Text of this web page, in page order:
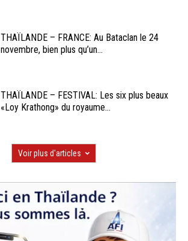
THAÏLANDE – FRANCE: Au Bataclan le 24
novembre, bien plus qu’un...
THAÏLANDE – FESTIVAL: Les six plus beaux
«Loy Krathong» du royaume...
Voir plus d'articles